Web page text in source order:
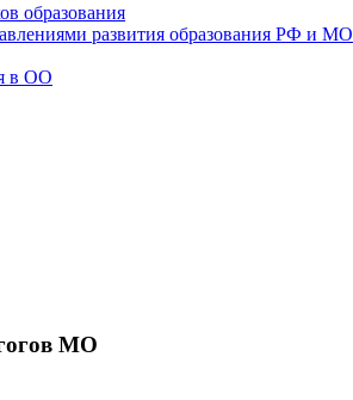
образования
развития образования РФ и МО
в ОО
МО